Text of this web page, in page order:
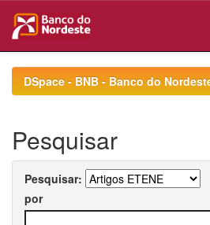
navigationDSpace - BNB - Banco do
Pesquisar
Pesquisar:
por